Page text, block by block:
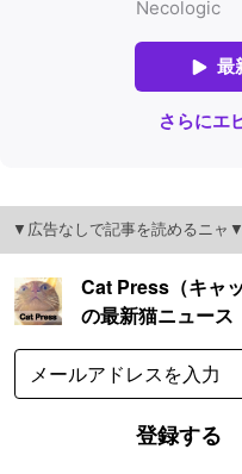
▼広告なしで記事を読めるニャ▼